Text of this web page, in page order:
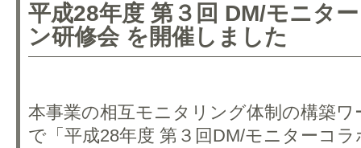
平成28年度 第３回 DM/モニタ
ン研修会 を開催しました
本事業の相互モニタリング体制の構築
で「平成28年度 第３回DM/モニターコ